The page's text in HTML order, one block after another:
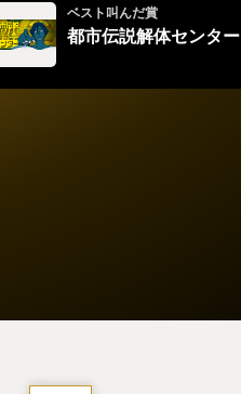
ベスト叫んだ賞
都市伝説解体センター